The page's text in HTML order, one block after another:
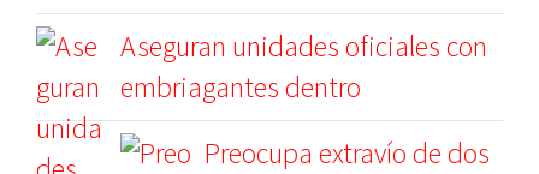
Aseguran unidades oficiales con
embriagantes dentro
Preocupa extravío de dos